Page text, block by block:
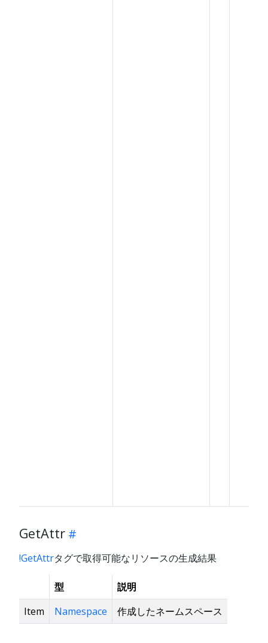
GetAttr
!GetAttrタグで取得可能なリソースの生成結果
型
説明
Item
Namespace 作成したネームスペース